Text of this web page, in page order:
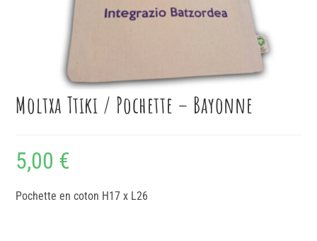
Moltxa Ttiki / Pochette – Bayonne
5,00 €
Pochette en coton H17 x L26